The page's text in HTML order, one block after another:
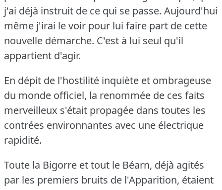
j'ai déjà instruit de ce qui se passe. Aujourd'hui
même j'irai le voir pour lui faire part de cette
nouvelle démarche. C'est à lui seul qu'il
appartient d'agir.
En dépit de l'hostilité inquiète et ombrageuse
du monde officiel, la renommée de ces faits
merveilleux s'était propagée dans toutes les
contrées environnantes avec une électrique
rapidité.
Toute la Bigorre et tout le Béarn, déjà agités
par les premiers bruits de l'Apparition, étaient